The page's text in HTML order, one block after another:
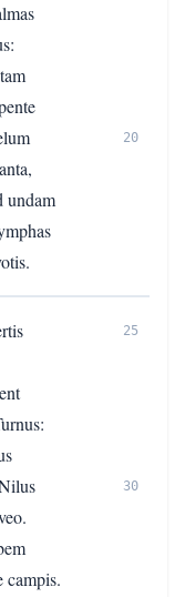
20
undam
25
30
campis.